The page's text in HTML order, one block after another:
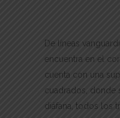
De líneas
encuentra en el
cuenta con una
cuadrados, donde
diáfana, todos los